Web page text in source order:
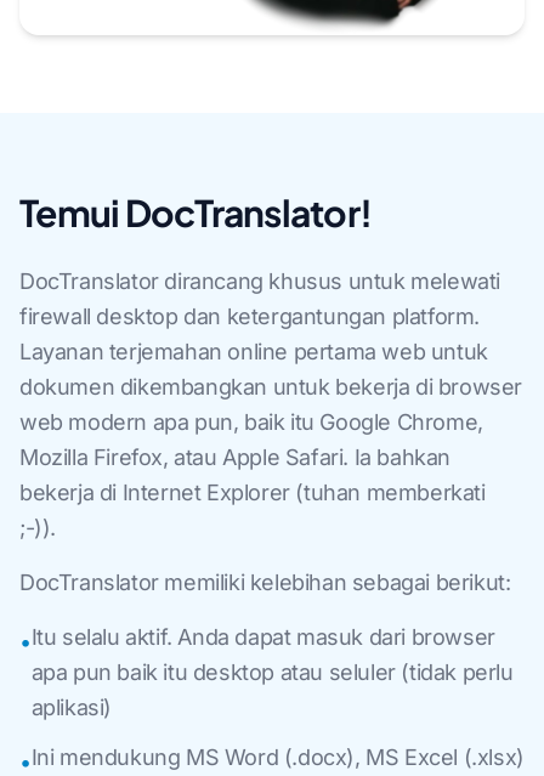
Temui DocTranslator!
DocTranslator dirancang khusus untuk melewati
firewall desktop dan ketergantungan platform.
Layanan terjemahan online pertama web untuk
dokumen dikembangkan untuk bekerja di browser
web modern apa pun, baik itu Google Chrome,
Mozilla Firefox, atau Apple Safari. Ia bahkan
bekerja di Internet Explorer (tuhan memberkati
;-)).
DocTranslator memiliki kelebihan sebagai berikut:
•Itu selalu aktif. Anda dapat masuk dari browser
apa pun baik itu desktop atau seluler (tidak perlu
aplikasi)
•Ini mendukung MS Word (.docx), MS Excel (.xlsx)